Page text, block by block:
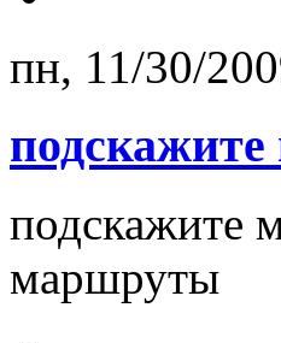
пн, 11/30/
подскажите
маршруты